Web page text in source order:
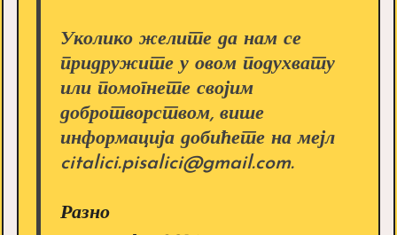
Уколико желите да нам се
придружите у овом подухвату
или помогнете својим
добротворством, више
информација добићете на мејл
citalici.pisalici@gmail.com.
Разно